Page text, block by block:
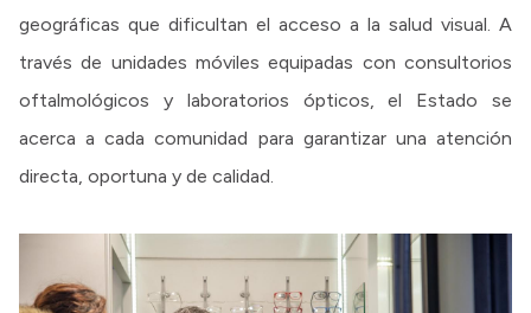
geográficas que dificultan el acceso a la salud visual. A
través de unidades móviles equipadas con consultorios
oftalmológicos y laboratorios ópticos, el Estado se
acerca a cada comunidad para garantizar una atención
directa, oportuna y de calidad.